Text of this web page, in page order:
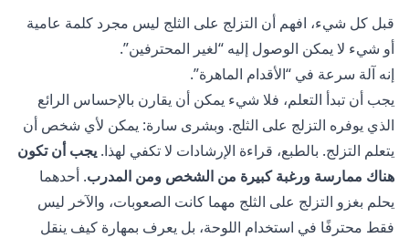
قبل كل شيء، افهم أن التزلج على الثلج ليس مجرد كلمة عامية
أو شيء لا يمكن الوصول إليه “لغير المحترفين”.
إنه آلة سرعة في “الأقدام الماهرة”.
يجب أن تبدأ التعلم، فلا شيء يمكن أن يقارن بالإحساس الرائع
الذي يوفره التزلج على الثلج. وبشرى سارة: يمكن لأي شخص أن
يتعلم التزلج. بالطبع، قراءة الإرشادات لا تكفي لهذا. يجب أن تكون
هناك ممارسة ورغبة كبيرة من الشخص ومن المدرب. أحدهما
يحلم بغزو التزلج على الثلج مهما كانت الصعوبات، والآخر ليس
فقط محترفًا في استخدام اللوحة، بل يعرف بمهارة كيف ينقل